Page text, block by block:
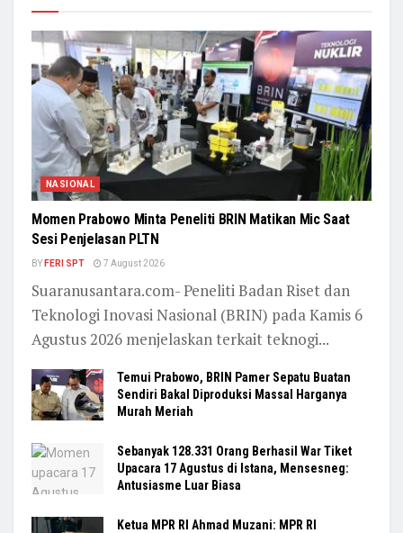
NASIONAL
Momen Prabowo Minta Peneliti BRIN Matikan Mic Saat
Sesi Penjelasan PLTN
BY FERI SPT 7 August 2026
Suaranusantara.com- Peneliti Badan Riset dan
Teknologi Inovasi Nasional (BRIN) pada Kamis 6
Agustus 2026 menjelaskan terkait teknogi...
Temui Prabowo, BRIN Pamer Sepatu Buatan
Sendiri Bakal Diproduksi Massal Harganya
Murah Meriah
Sebanyak 128.331 Orang Berhasil War Tiket
Upacara 17 Agustus di Istana, Mensesneg:
Antusiasme Luar Biasa
Ketua MPR RI Ahmad Muzani: MPR RI